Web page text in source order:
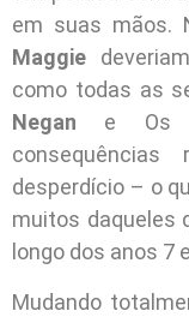
em suas mãos.
Maggie
como todas as
Negan e Os
desperdício – o
muitos daqueles
longo dos anos 7
Mudando